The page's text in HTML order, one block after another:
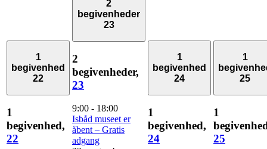
1
begivenhed
22
1
begivenhed,
22
2
begivenheder
23
2
begivenheder,
23
9:00 - 18:00
Isbåd museet er
åbent – Gratis
adgang
1
begivenhed
24
1
begivenhed,
24
1
25
1
25